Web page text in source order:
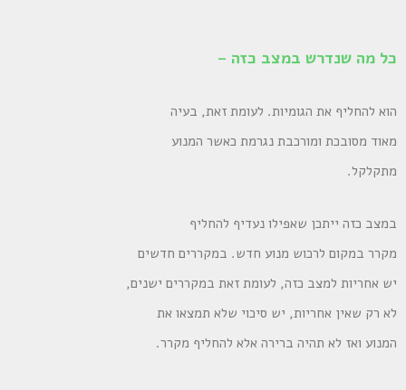
כל מה שנדרש במצב כזה –
הוא להחליף את הגומיות. לעומת זאת, בעיה
מאוד מסובכת ומורכבת נגרמת כאשר המנוע
מתקלקל.
במצב כזה ייתכן שאפילו נעדיף להחליף
מקרר במקום לרכוש מנוע חדש. במקררים חדשים
יש אחריות למצב כזה, לעומת זאת במקררים ישנים,
לא רק שאין אחריות, יש סיכוי שלא תמצאו את
המנוע ואז לא תהיה ברירה אלא להחליף מקרר.